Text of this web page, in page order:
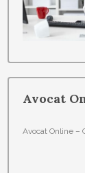
Avocat
Avocat Online –